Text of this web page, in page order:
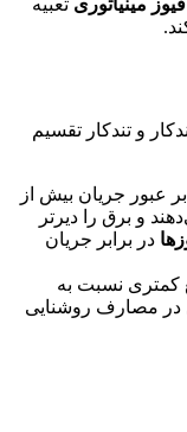
فیوز مینیاتوری تعبیه
و تندکار تقسیم
عبور جریان بیش از
و برق را دیرتر
در برابر جریان
کمتری نسبت به
در مصارف روشنایی